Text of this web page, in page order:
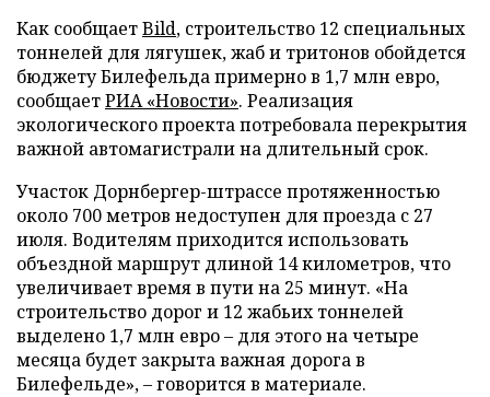
Как сообщаетBild, строительство 12 специальных
тоннелей для лягушек, жаб и тритонов обойдется
бюджету Билефельда примерно в 1,7 млн евро,
сообщаетРИА «Новости». Реализация
экологического проекта потребовала перекрытия
важной автомагистрали на длительный срок.
Участок Дорнбергер-штрассе протяженностью
около 700 метров недоступен для проезда с 27
июля. Водителям приходится использовать
объездной маршрут длиной 14 километров, что
увеличивает время в пути на 25 минут. «На
строительство дорог и 12 жабьих тоннелей
выделено 1,7 млн евро – для этого на четыре
месяца будет закрыта важная дорога в
Билефельде», – говорится в материале.